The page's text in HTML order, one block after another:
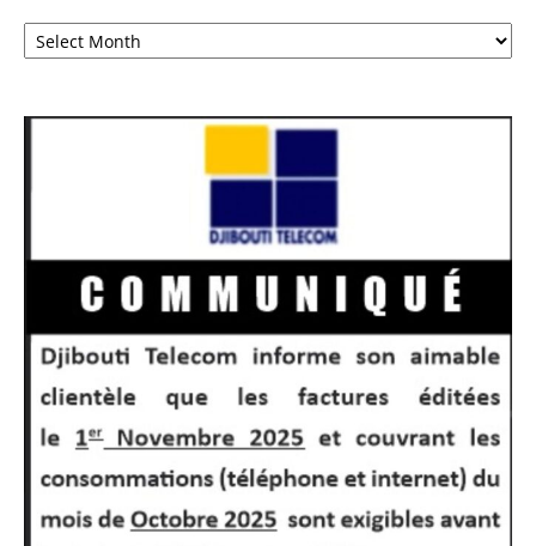
Archives